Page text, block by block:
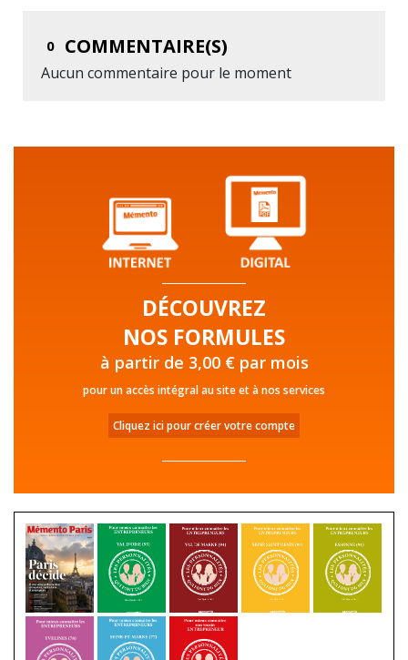
0 COMMENTAIRE(S)
Aucun commentaire pour le moment
DÉCOUVREZ
NOS FORMULES
à partir de 3,00 € par mois
pour un accès intégral au site et à nos services
Cliquez ici pour créer votre compte